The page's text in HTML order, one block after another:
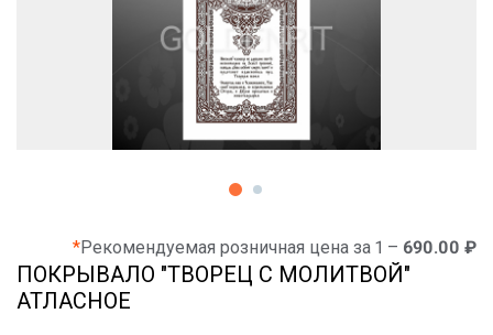
*Рекомендуемая розничная цена за 1 – 690.00 ₽
ПОКРЫВАЛО "ТВОРЕЦ С МОЛИТВОЙ"
АТЛАСНОЕ